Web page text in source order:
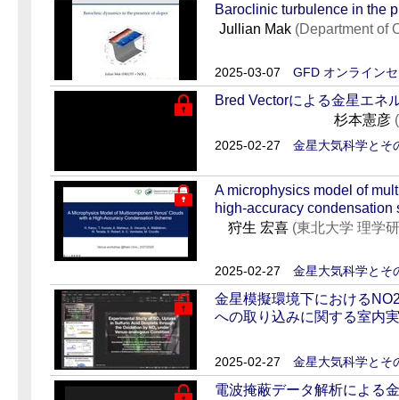
Baroclinic turbulence in the
Jullian Mak (Department of
2025-03-07 GFD オンライン
Bred Vectorによる金星エネ
杉本憲彦
2025-02-27 金星大気科学とそ
A microphysics model of
high-accuracy condensation
狩生 宏喜 (東北大学 理学
2025-02-27 金星大気科学とそ
金星模擬環境下における
への取り込みに関する室内
2025-02-27 金星大気科学とそ
電波掩蔽データ解析による